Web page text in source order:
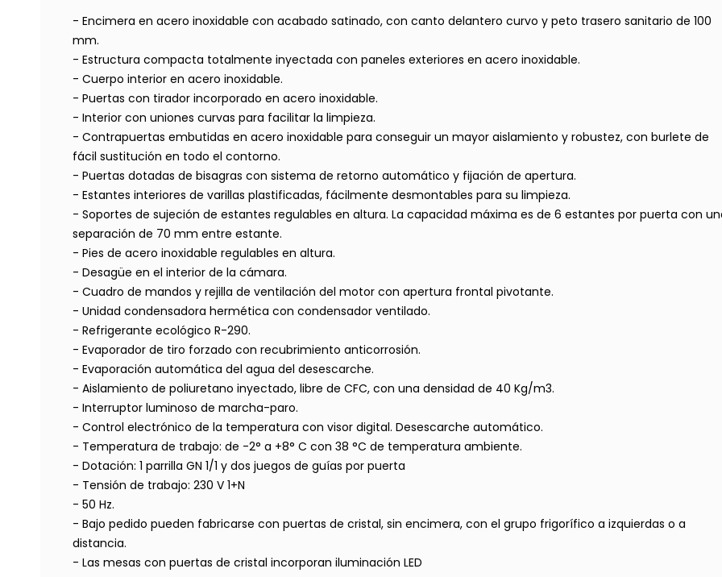
- Encimera en acero inoxidable con acabado satinado, con canto delantero curvo y peto trasero sanitario de 100
mm.
- Estructura compacta totalmente inyectada con paneles exteriores en acero inoxidable.
- Cuerpo interior en acero inoxidable.
- Puertas con tirador incorporado en acero inoxidable.
- Interior con uniones curvas para facilitar la limpieza.
- Contrapuertas embutidas en acero inoxidable para conseguir un mayor aislamiento y robustez, con burlete de
fácil sustitución en todo el contorno.
- Puertas dotadas de bisagras con sistema de retorno automático y fijación de apertura.
- Estantes interiores de varillas plastificadas, fácilmente desmontables para su limpieza.
- Soportes de sujeción de estantes regulables en altura. La capacidad máxima es de 6 estantes por puerta con
separación de 70 mm entre estante.
- Pies de acero inoxidable regulables en altura.
- Desagüe en el interior de la cámara.
- Cuadro de mandos y rejilla de ventilación del motor con apertura frontal pivotante.
- Unidad condensadora hermética con condensador ventilado.
- Refrigerante ecológico R-290.
- Evaporador de tiro forzado con recubrimiento anticorrosión.
- Evaporación automática del agua del desescarche.
- Aislamiento de poliuretano inyectado, libre de CFC, con una densidad de 40 Kg/m3.
- Interruptor luminoso de marcha-paro.
- Control electrónico de la temperatura con visor digital. Desescarche automático.
- Temperatura de trabajo: de -2° a +8° C con 38 °C de temperatura ambiente.
- Dotación: 1 parrilla GN 1/1 y dos juegos de guías por puerta
- Tensión de trabajo: 230 V 1+N
- 50 Hz.
- Bajo pedido pueden fabricarse con puertas de cristal, sin encimera, con el grupo frigorífico a izquierdas o a
distancia.
- Las mesas con puertas de cristal incorporan iluminación LED